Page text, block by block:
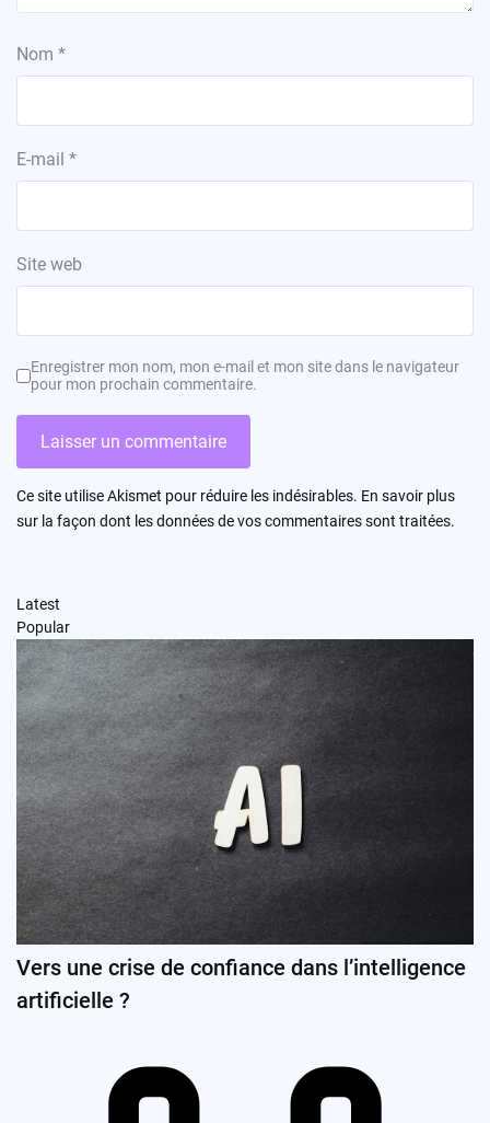
Nom *
E-mail *
Site web
Enregistrer mon nom, mon e-mail et mon site dans le navigateur
pour mon prochain commentaire.
Ce site utilise Akismet pour réduire les indésirables. En savoir plus
sur la façon dont les données de vos commentaires sont traitées.
Latest
Popular
Vers une crise de confiance dans l’intelligence
artificielle ?